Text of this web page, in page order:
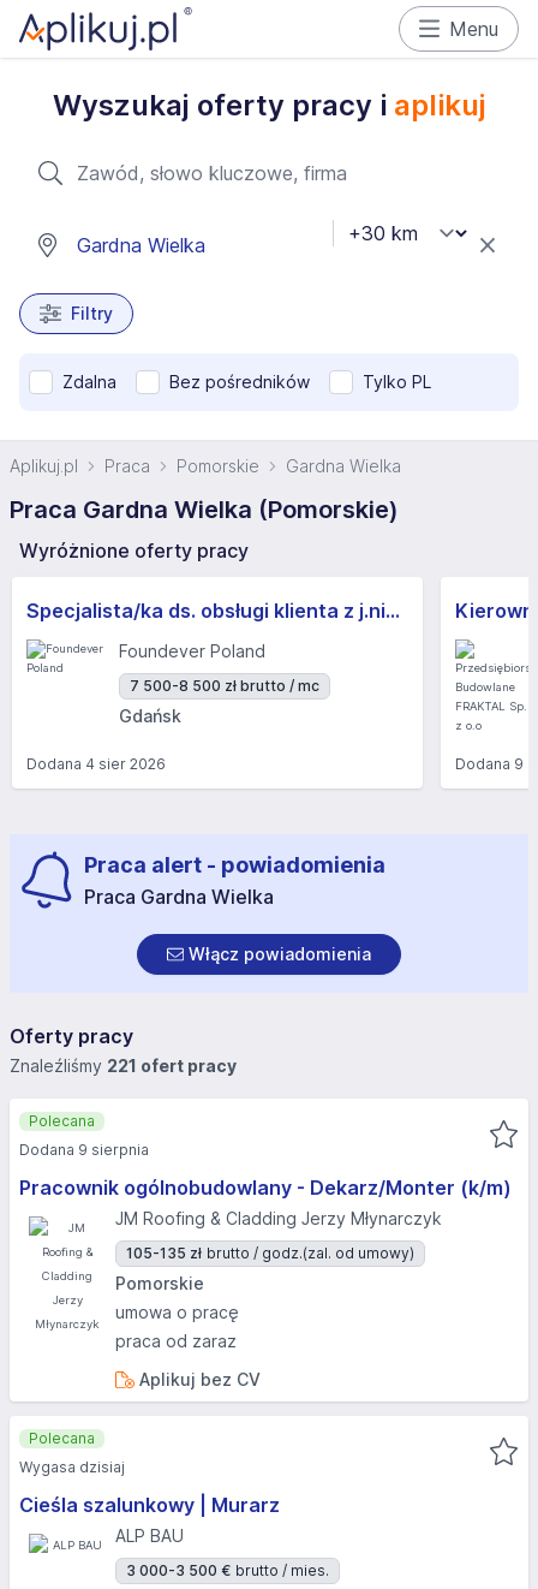
Menu
Wyszukaj oferty pracy i aplikuj
Filtry
Zdalna Bez pośredników Tylko PL
Aplikuj.pl Praca Pomorskie Gardna Wielka
Praca Gardna Wielka (Pomorskie)
Wyróżnione oferty pracy
Specjalista/ka ds. obsługi klienta z j.niemieckim
Foundever Poland
7 500-8 500 zł brutto / mc
Gdańsk
Dodana 4 sier 2026 Dodana 9
Praca alert - powiadomienia
Praca Gardna Wielka
Włącz powiadomienia
Oferty pracy
Znaleźliśmy 221 ofert pracy
Pracownik ogólnobudowlany - Dekarz/Monter (k/m)
JM Roofing & Cladding Jerzy Młynarczyk
105-135 zł brutto / godz.(zal. od umowy)
Pomorskie
umowa o pracę
praca od zaraz
Aplikuj bez CV
Polecana
Dodana 9 sierpnia
Cieśla szalunkowy | Murarz
ALP BAU
3 000-3 500 € brutto / mies.
Polecana
Wygasa dzisiaj